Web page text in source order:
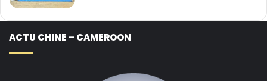
ACTU CHINE – CAMEROON